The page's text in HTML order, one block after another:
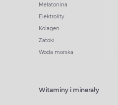
Melatonina
Elektrolity
Kolagen
Zatoki
Woda morska
Witaminy i minerały